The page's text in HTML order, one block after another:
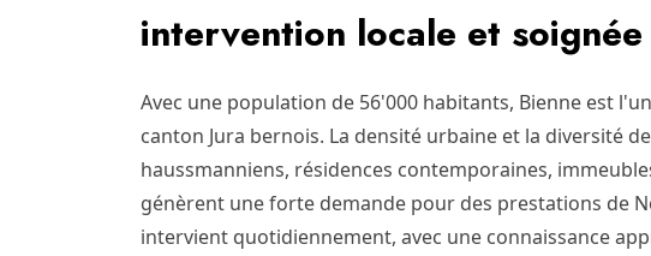
intervention locale et soignée
Avec une population de 56'000 habitants, Bienne est
canton Jura bernois. La densité urbaine et la diversité
haussmanniens, résidences contemporaines,
génèrent une forte demande pour des prestations de
intervient quotidiennement, avec une connaissance